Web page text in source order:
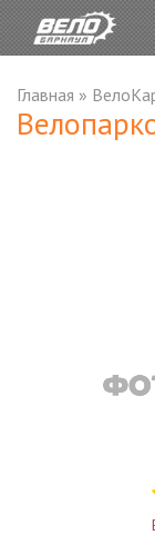
Главная »